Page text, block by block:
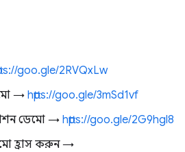
goo.gle/2RVQxLw
→ https://goo.gle/3mSd1vf
ডেমো → https://goo.gle/2G9hgl8
হ্রাস করুন →